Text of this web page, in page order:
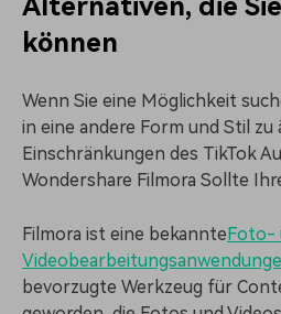
Alternativen, die
können
Wenn Sie eine Möglichkeit
in eine andere Form und Stil zu
Einschränkungen des TikTok
Wondershare Filmora Sollte
Filmora ist eine bekannte Foto-
bevorzugte Werkzeug für